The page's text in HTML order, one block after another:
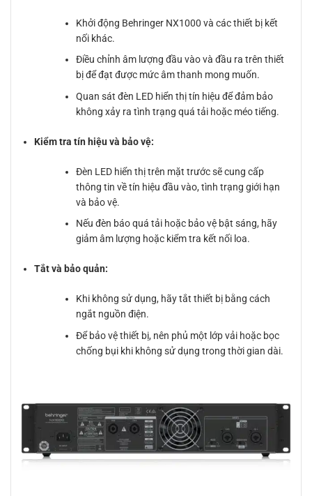
Khởi động Behringer NX1000 và các thiết bị kết
nối khác.
Điều chỉnh âm lượng đầu vào và đầu ra trên thiết
bị để đạt được mức âm thanh mong muốn.
Quan sát đèn LED hiển thị tín hiệu để đảm bảo
không xảy ra tình trạng quá tải hoặc méo tiếng.
Kiểm tra tín hiệu và bảo vệ:
Đèn LED hiển thị trên mặt trước sẽ cung cấp
thông tin về tín hiệu đầu vào, tình trạng giới hạn
và bảo vệ.
Nếu đèn báo quá tải hoặc bảo vệ bật sáng, hãy
giảm âm lượng hoặc kiểm tra kết nối loa.
Tắt và bảo quản:
Khi không sử dụng, hãy tắt thiết bị bằng cách
ngắt nguồn điện.
Để bảo vệ thiết bị, nên phủ một lớp vải hoặc bọc
chống bụi khi không sử dụng trong thời gian dài.